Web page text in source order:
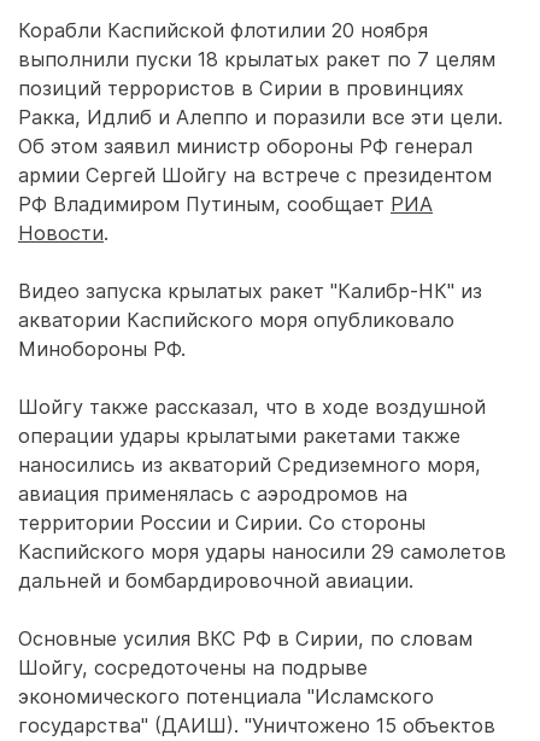
Корабли Каспийской флотилии 20 ноября
выполнили пуски 18 крылатых ракет по 7 целям
позиций террористов в Сирии в провинциях
Ракка, Идлиб и Алеппо и поразили все эти цели.
Об этом заявил министр обороны РФ генерал
армии Сергей Шойгу на встрече с президентом
РФ Владимиром Путиным, сообщает РИА
Новости.
Видео запуска крылатых ракет "Калибр-НК" из
акватории Каспийского моря опубликовало
Минобороны РФ.
Шойгу также рассказал, что в ходе воздушной
операции удары крылатыми ракетами также
наносились из акваторий Средиземного моря,
авиация применялась с аэродромов на
территории России и Сирии. Со стороны
Каспийского моря удары наносили 29 самолетов
дальней и бомбардировочной авиации.
Основные усилия ВКС РФ в Сирии, по словам
Шойгу, сосредоточены на подрыве
экономического потенциала "Исламского
государства" (ДАИШ). "Уничтожено 15 объектов